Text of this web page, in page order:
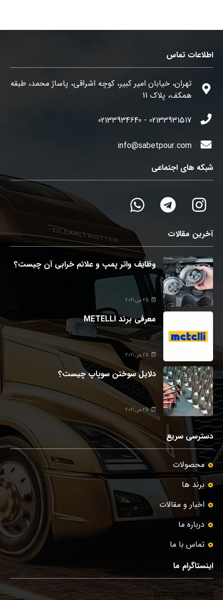
اطلاعات تماس
تهران، خیابان امیر کبیر، کوچه اشراقی، پاساژ محمد، طبقه
همکف، پلاک 11
02133931517 - 02133934640
info@sabetpour.com
شبکه های اجتماعی
آخرین مقالات
وظایف واتر پمپ و علائم خرابی آن چیست؟
25 می 2021
معرفی برند METELLI
25 می 2021
دلایل سوختن سوپاپ چیست؟
25 می 2021
دسترسی سریع
محصولات
برند ها
اخبار و مقالات
درباره ما
تماس با ما
اینستاگرام ما
[instagram-feed]